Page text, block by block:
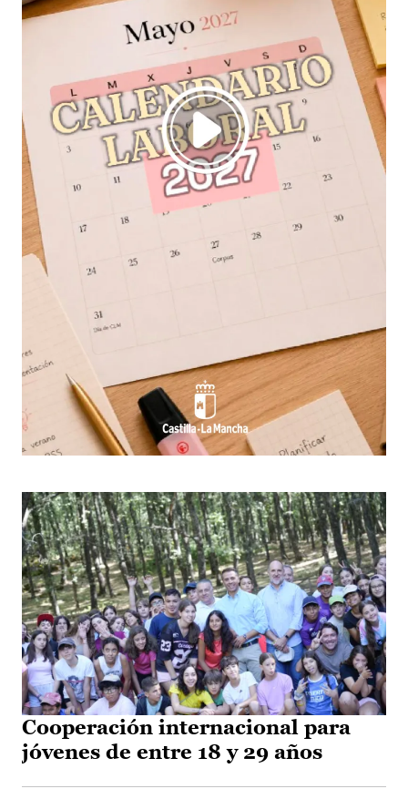
Cooperación internacional para
jóvenes de entre 18 y 29 años